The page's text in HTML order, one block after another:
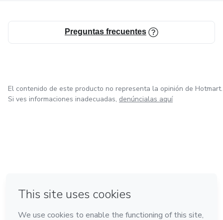
Preguntas frecuentes
El contenido de este producto no representa la opinión de Hotmart.
Si ves informaciones inadecuadas, denúncialas aquí
Hecho con❤ en Ciudad de México